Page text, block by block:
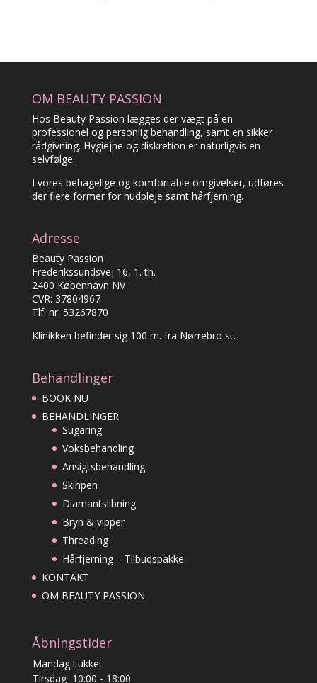
OM BEAUTY PASSION
Hos Beauty Passion lægges der vægt på en
professionel og personlig behandling, samt en sikker
rådgivning. Hygiejne og diskretion er naturligvis en
selvfølge.
I vores behagelige og komfortable omgivelser, udføres
der flere former for hudpleje samt hårfjerning.
Adresse
Beauty Passion
Frederikssundsvej 16, 1. th.
2400 København NV
CVR: 37804967
Tlf. nr. 53267870
Klinikken befinder sig 100 m. fra Nørrebro st.
Behandlinger
BOOK NU
BEHANDLINGER
Sugaring
Voksbehandling
Ansigtsbehandling
Skinpen
Diamantslibning
Bryn & vipper
Threading
Hårfjerning – Tilbudspakke
KONTAKT
OM BEAUTY PASSION
Åbningstider
Mandag Lukket
Tirsdag 10:00 - 18:00